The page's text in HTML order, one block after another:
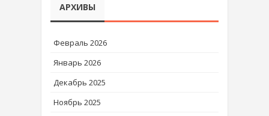
АРХИВЫ
Февраль 2026
Январь 2026
Декабрь 2025
Ноябрь 2025